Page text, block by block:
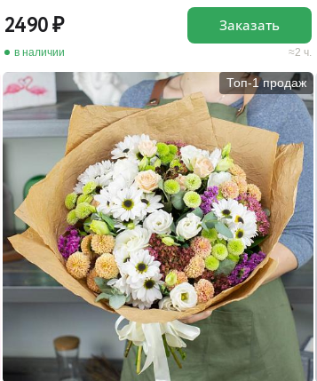
2490
в наличии 2 ч.
Заказать
Топ-1 продаж